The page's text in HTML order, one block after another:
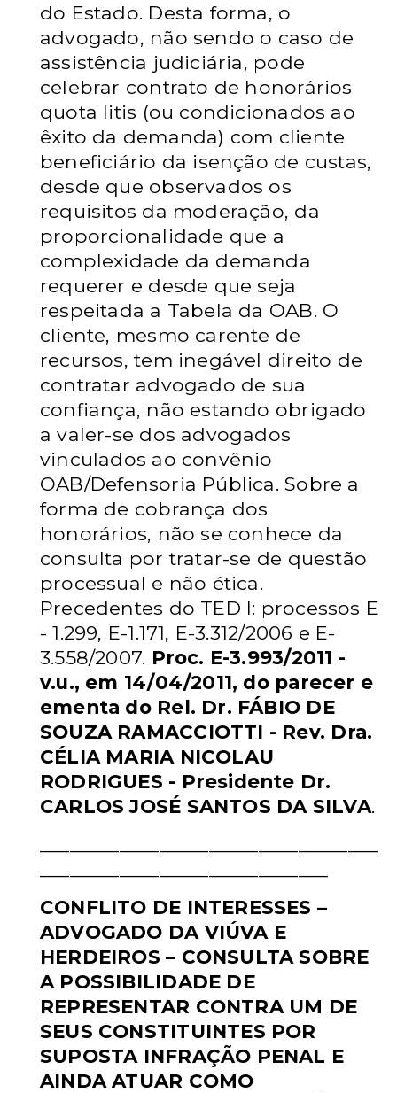
do Estado. Desta forma, o
advogado, não sendo o caso de
assistência judiciária, pode
celebrar contrato de honorários
quota litis (ou condicionados ao
êxito da demanda) com cliente
beneficiário da isenção de custas,
desde que observados os
requisitos da moderação, da
proporcionalidade que a
complexidade da demanda
requerer e desde que seja
respeitada a Tabela da OAB. O
cliente, mesmo carente de
recursos, tem inegável direito de
contratar advogado de sua
confiança, não estando obrigado
a valer-se dos advogados
vinculados ao convênio
OAB/Defensoria Pública. Sobre a
forma de cobrança dos
honorários, não se conhece da
consulta por tratar-se de questão
processual e não ética.
Precedentes do TED I: processos E
- 1.299, E-1.171, E-3.312/2006 e E-
3.558/2007. Proc. E-3.993/2011 -
v.u., em 14/04/2011, do parecer e
ementa do Rel. Dr. FÁBIO DE
SOUZA RAMACCIOTTI - Rev. Dra.
CÉLIA MARIA NICOLAU
RODRIGUES - Presidente Dr.
CARLOS JOSÉ SANTOS DA SILVA.
CONFLITO DE INTERESSES –
ADVOGADO DA VIÚVA E
HERDEIROS – CONSULTA SOBRE
A POSSIBILIDADE DE
REPRESENTAR CONTRA UM DE
SEUS CONSTITUINTES POR
SUPOSTA INFRAÇÃO PENAL E
AINDAATUAR COMO